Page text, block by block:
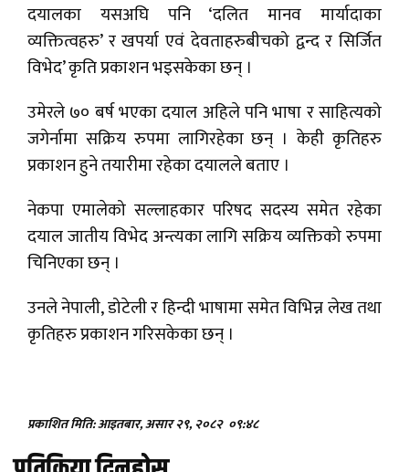
दयालका यसअघि पनि ‘दलित मानव मार्यादाका
व्यक्तित्वहरु’ र खपर्या एवं देवताहरुबीचको द्वन्द र सिर्जित
विभेद’ कृति प्रकाशन भइसकेका छन् ।
उमेरले ७० बर्ष भएका दयाल अहिले पनि भाषा र साहित्यको
जगेर्नामा सक्रिय रुपमा लागिरहेका छन् । केही कृतिहरु
प्रकाशन हुने तयारीमा रहेका दयालले बताए ।
नेकपा एमालेको सल्लाहकार परिषद सदस्य समेत रहेका
दयाल जातीय विभेद अन्त्यका लागि सक्रिय व्यक्तिको रुपमा
चिनिएका छन् ।
उनले नेपाली, डोटेली र हिन्दी भाषामा समेत विभिन्न लेख तथा
कृतिहरु प्रकाशन गरिसकेका छन् ।
प्रकाशित मिति: आइतबार, असार २९, २०८२ ०९:४८